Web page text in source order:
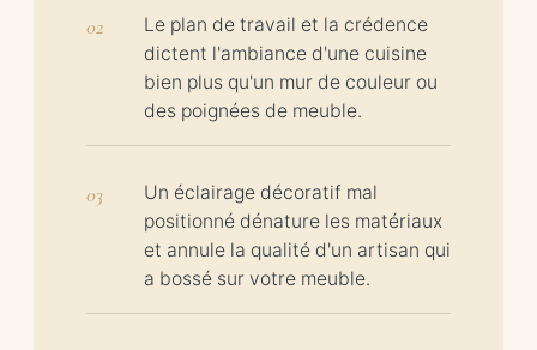
Le plan de travail et la crédence
dictent l'ambiance d'une cuisine
bien plus qu'un mur de couleur ou
des poignées de meuble.
Un éclairage décoratif mal
positionné dénature les matériaux
et annule la qualité d'un artisan qui
a bossé sur votre meuble.